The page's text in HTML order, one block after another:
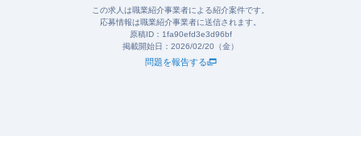
この求人は職業紹介事業者による紹介案件です。
応募情報は職業紹介事業者に送信されます。
原稿ID： 1fa90efd3e3d96bf
掲載開始日： 2026/02/20（金）
問題を報告する